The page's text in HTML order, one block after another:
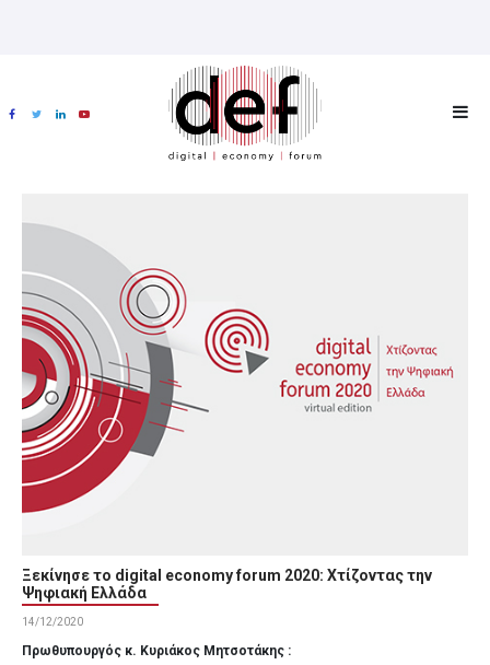
Ξεκίνησε το digital economy forum 2020: Χτίζοντας την
Ψηφιακή Ελλάδα
14/12/2020
Πρωθυπουργός κ. Κυριάκος Μητσοτάκης :